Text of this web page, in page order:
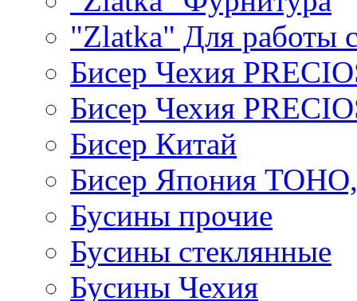
"Zlatka" Для работы
Бисер Чехия
Бисер Чехия
Бисер Китай
Бисер Япония
Бусины прочие
Бусины стеклянные
Бусины Чехия